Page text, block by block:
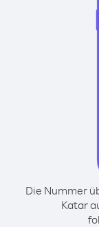
Die Nummer
Katar